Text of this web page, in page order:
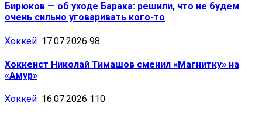
Бирюков — об уходе Барака: решили, что не будем
очень сильно уговаривать кого-то
Хоккей 17.07.2026 98
Хоккеист Николай Тимашов сменил «Магнитку» на
«Амур»
Хоккей 16.07.2026 110